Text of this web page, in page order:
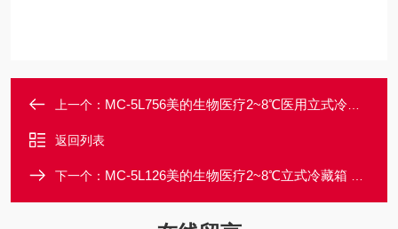
上一个： MC-5L756美的生物医疗2~8℃医用立式冷藏箱 体积756L
返回列表
下一个： MC-5L126美的生物医疗2~8℃立式冷藏箱 体积126L